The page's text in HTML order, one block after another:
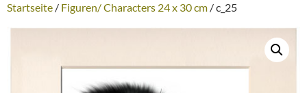
Startseite / Figuren/ Characters 24 x 30 cm / c_25